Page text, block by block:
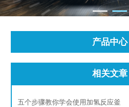
产品中心
相关文章
五个步骤教你学会使用加氢反应釜